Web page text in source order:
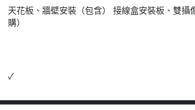
天花板、牆壁安裝（包含） 接線盒安裝板、雙攝
購）
✓